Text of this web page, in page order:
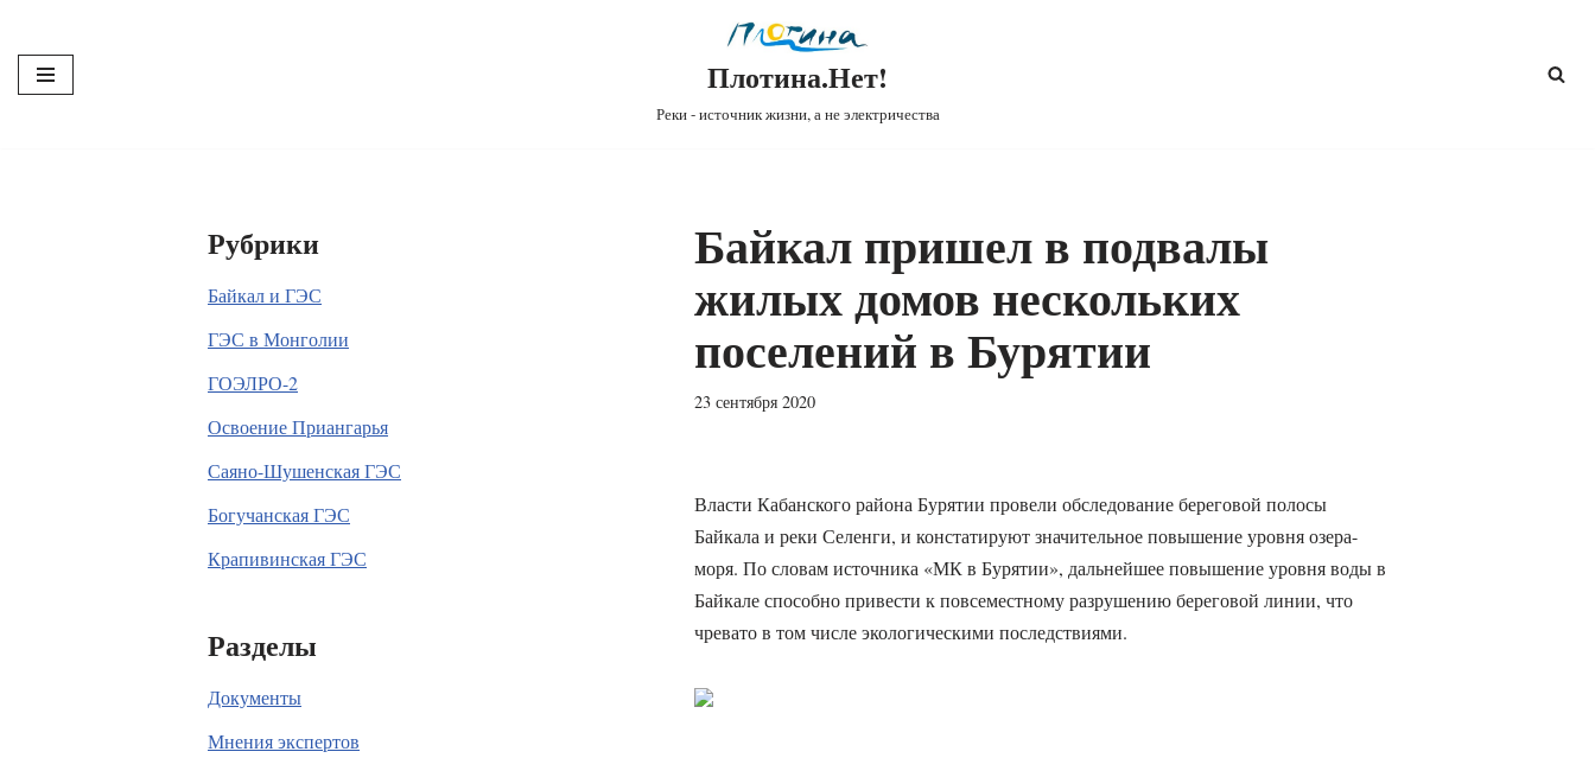
Перейти
к
Плотина.Нет!
Реки - источник жизни, а не электричества
Рубрики
Байкал и ГЭС
ГЭС в Монголии
ГОЭЛРО-2
Освоение Приангарья
Саяно-Шушенская ГЭС
Богучанская ГЭС
Крапивинская ГЭС
Разделы
Документы
Мнения экспертов
Байкал пришел в подвалы
жилых домов нескольких
поселений в Бурятии
23 сентября 2020
Власти Кабанского района Бурятии провели обследование береговой полосы
Байкала и реки Селенги, и констатируют значительное повышение уровня озера-
моря. По словам источника «МК в Бурятии», дальнейшее повышение уровня воды в
Байкале способно привести к повсеместному разрушению береговой линии, что
чревато в том числе экологическими последствиями.